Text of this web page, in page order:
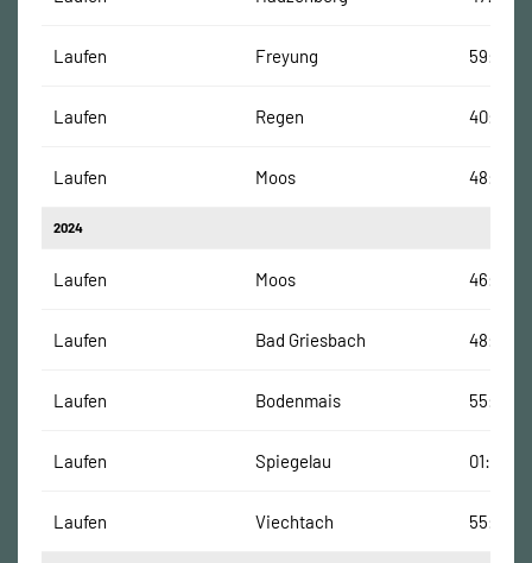
Laufen Freyung 59:20
Laufen Regen 40:30
Laufen Moos 48:10
2024
Laufen Moos 46:30
Laufen Bad Griesbach 48:00
Laufen Bodenmais 55:00
Laufen Spiegelau
Laufen Viechtach 55:00